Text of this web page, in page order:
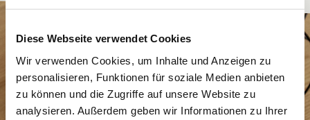
Diese Webseite verwendet Cookies
Wir verwenden Cookies, um Inhalte und Anzeigen zu
personalisieren, Funktionen für soziale Medien anbieten
zu können und die Zugriffe auf unsere Website zu
analysieren. Außerdem geben wir Informationen zu Ihrer